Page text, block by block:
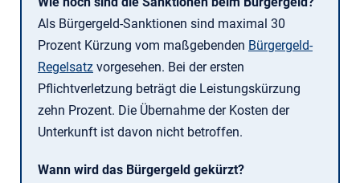
Als Bürgergeld-Sanktionen sind maximal 30
Prozent Kürzung vom maßgebenden Bürgergeld-
Regelsatz vorgesehen. Bei der ersten
Pflichtverletzung beträgt die Leistungskürzung
zehn Prozent. Die Übernahme der Kosten der
Unterkunft ist davon nicht betroffen.
Wann wird das Bürgergeld gekürzt?